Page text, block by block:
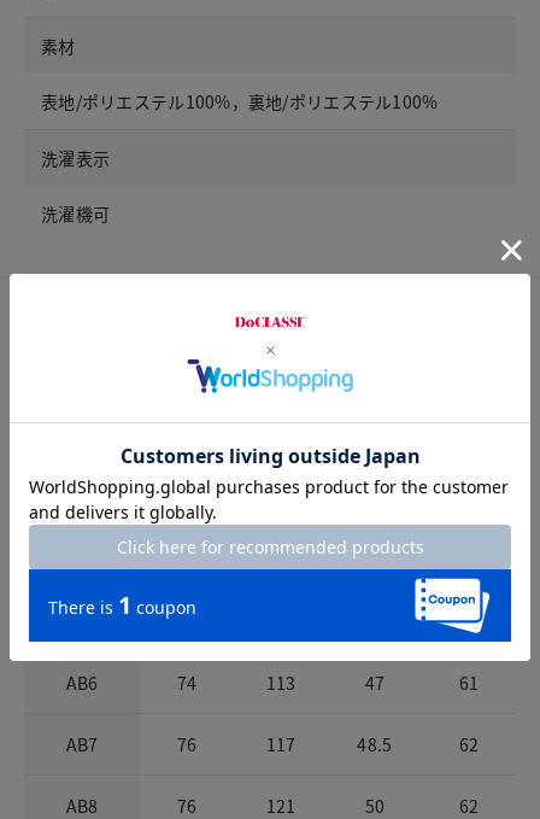
素材
表地/ポリエステル100%，裏地/ポリエステル100%
洗濯表示
洗濯機可
サイズガイドは
着丈 胸囲
A6 74 110 46 61
76 114 47.5
AB5 72 60
AB6 74 113 47 61
AB7 76 117 48.5 62
AB8 76 121 50 62